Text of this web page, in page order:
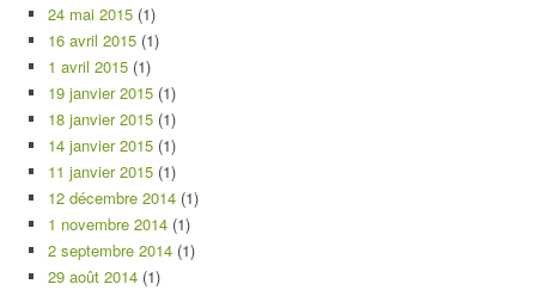
24 mai 2015 (1)
16 avril 2015 (1)
1 avril 2015 (1)
19 janvier 2015 (1)
18 janvier 2015 (1)
14 janvier 2015 (1)
11 janvier 2015 (1)
12 décembre 2014 (1)
1 novembre 2014 (1)
2 septembre 2014 (1)
29 août 2014 (1)